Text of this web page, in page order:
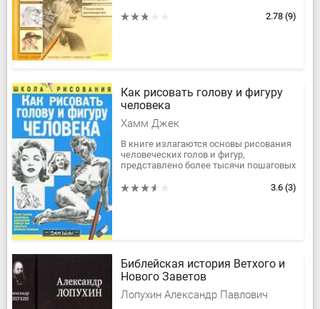
изображения и быстрые наброски в
2.78 (9)
Как рисовать голову и фигуру
человека
Хамм Джек
В книге излагаются основы рисования
человеческих голов и фигур,
представлено более тысячи пошаговых
3.6 (3)
Библейская история Ветхого и
Нового Заветов
Лопухин Александр Павлович